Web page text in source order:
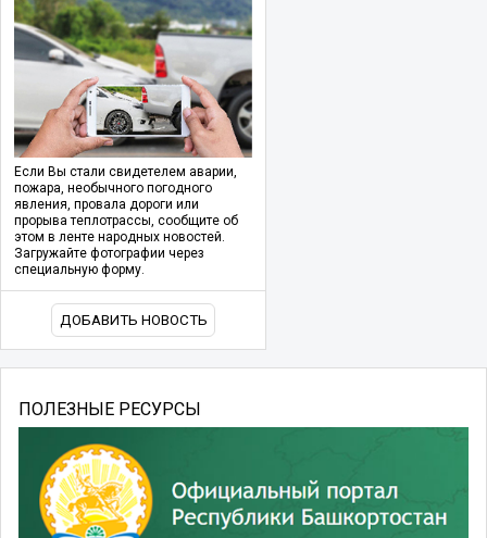
Если Вы стали свидетелем аварии,
пожара, необычного погодного
явления, провала дороги или
прорыва теплотрассы, сообщите об
этом в ленте народных новостей.
Загружайте фотографии через
специальную форму.
ДОБАВИТЬ НОВОСТЬ
ПОЛЕЗНЫЕ РЕСУРСЫ